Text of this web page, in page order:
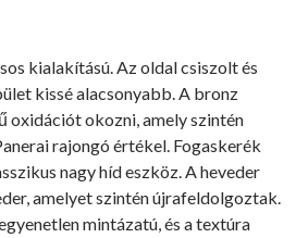
kialakítású. Az oldal csiszolt és
kissé alacsonyabb. A bronz
oxidációt okozni, amely szintén
rajongó értékel. Fogaskerék
nagy híd eszköz. A heveder
amelyet szintén újrafeldolgoztak.
mintázatú, és a textúra